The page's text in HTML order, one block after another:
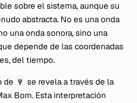
sobre el sistema, aunque su
abstracta. No es una onda
una onda sonora, sino una
depende de las coordenadas
del tiempo.
de Ψ se revela a través de la
Born. Esta interpretación